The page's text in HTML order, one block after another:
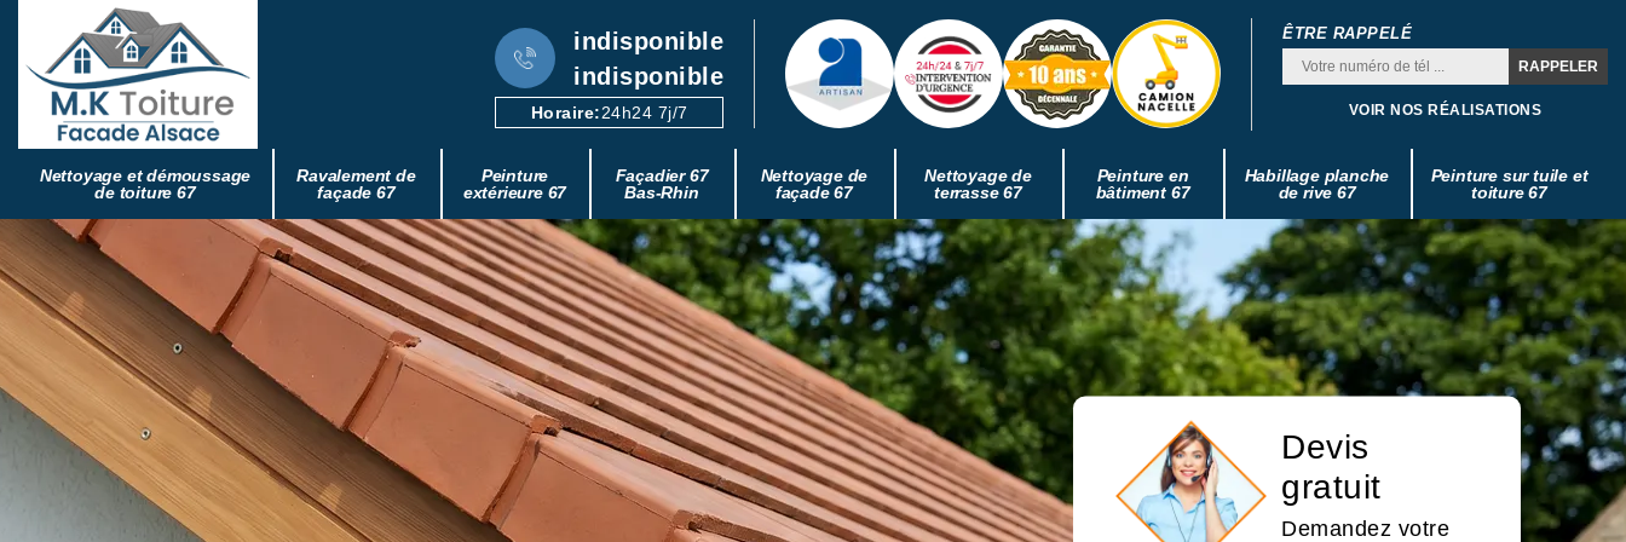
indisponible
indisponible
Horaire:24h24 7j/7
ÊTRE RAPPELÉ
VOIR NOS RÉALISATIONS
Nettoyage et démoussage
de toiture 67
Ravalement de
façade 67
Peinture
extérieure 67
Façadier 67
Bas-Rhin
Nettoyage de
façade 67
Nettoyage de
terrasse 67
Peinture en
bâtiment 67
Habillage planche
de rive 67
Peinture sur tuile et
toiture 67
Devis
gratuit
Demandez votre